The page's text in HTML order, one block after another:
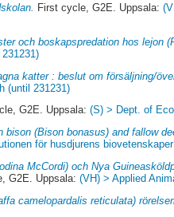
First cycle, G2E. Uppsala:
och boskapspredation hos lejon
katter : beslut om försäljning/
(until 231231)
G2E. Uppsala:(S) > Dept. of
bison (Bison bonasus) and fallow
för husdjurens
McCordi) och Nya
G2E. Uppsala:(VH) > Applied
camelopardalis reticulata)